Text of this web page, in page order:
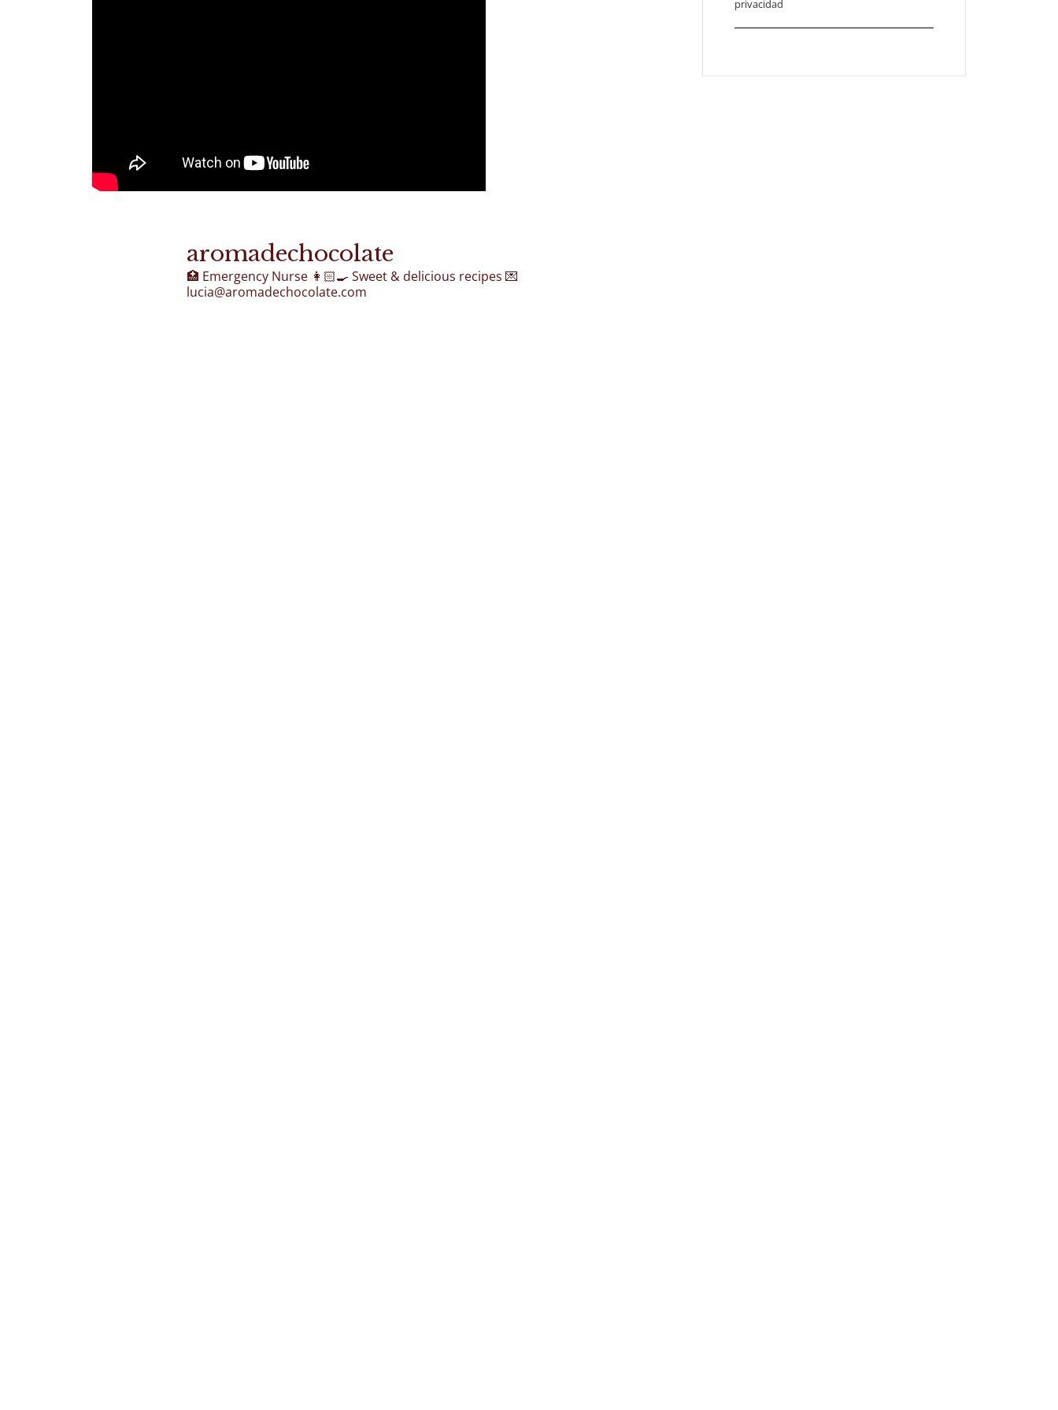
aromadechocolate
🏥 Emergency Nurse 👩🏻‍🍳 Sweet & delicious recipes 💌
lucia@aromadechocolate.com
privacidad